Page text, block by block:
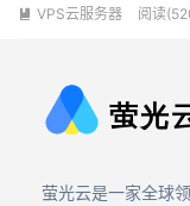
 VPS云服务器 阅读
萤光云是一家全球